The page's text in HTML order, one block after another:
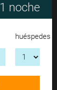
1 noche
huéspedes